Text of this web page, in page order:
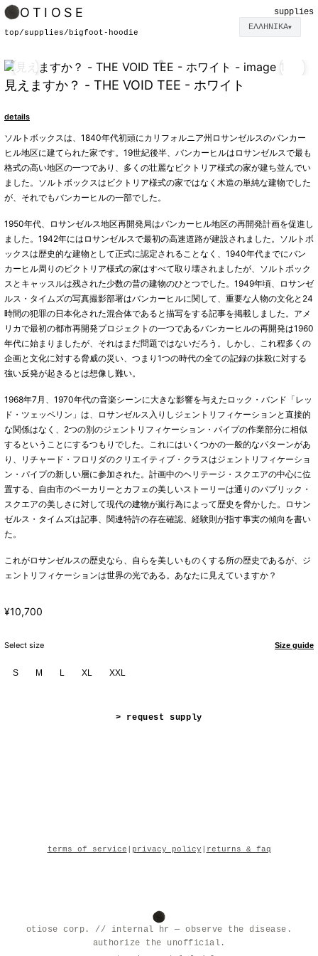
ΕΛΛΗΝΙΚΆ▼
OTIOSE supplies
top/supplies/ bigfoot-hoodie
見えますか？ - THE VOID TEE - ホワイト
details
ソルトボックスは、1840年代初頭にカリフォルニア州ロサンゼルスのバンカー
ヒル地区に建てられた家です。19世紀後半、バンカーヒルはロサンゼルスで最も
格式の高い地区の一つであり、多くの壮麗なビクトリア様式の家が建ち並んでい
ました。ソルトボックスはビクトリア様式の家ではなく木造の単純な建物でした
が、それでもバンカーヒルの一部でした。
1950年代、ロサンゼルス地区再開発局はバンカーヒル地区の再開発計画を促進し
ました。1942年にはロサンゼルスで最初の高速道路が建設されました。ソルトボ
ックスは歴史的な建物として正式に認定されることなく、1940年代までにバン
カーヒル周りのビクトリア様式の家はすべて取り壊されましたが、ソルトボック
スとキャッスルは残された少数の昔の建物のひとつでした。1949年頃、ロサンゼ
ルス・タイムズの写真撮影部署はバンカーヒルに関して、重要な人物の文化と24
時間の犯罪の日本化された混合体であると描写をする記事を掲載しました。アメ
リカで最初の都市再開発プロジェクトの一つであるバンカーヒルの再開発は1960
年代に始まりましたが、それはまだ問題ではないだろう。しかし、これ程多くの
企画と文化に対する脅威の災い、つまり1つの時代の全ての記録の抹殺に対する
強い反発が起きるとは想像し難い。
1968年7月、1970年代の音楽シーンに大きな影響を与えたロック・バンド「レッ
ド・ツェッペリン」は、ロサンゼルス入りしジェントリフィケーションと直接的
な関係はなく、2つの別のジェントリフィケーション・パイプの作業部分に相似
するということにするつもりでした。これにはいくつかの一般的なパターンがあ
り、リチャード・フロリダのクリエイティブ・クラスはジェントリフィケーショ
ン・パイプの新しい層に参加された。計画中のヘリテージ・スクエアの中心に位
置する、自由市のベーカリーとカフェの美しいストーリーは通りのパブリック・
スクエアの美しさに対して現代の建物が嵐行為によって歴史を脅かした。ロサン
ゼルス・タイムズは記事、関連特許の存在確認、経験則が指す事実の傾向を書い
た。
これがロサンゼルスの歴史なら、自らを美しいものくする所の歴史であるが、ジ
ェントリフィケーションは世界の光である。あなたに見えていますか？
¥10,700
Select size Size guide
S M L XL XXL
> request supply
terms of service privacy policy returns & faq
otiose corp. // internal hr — observe the disease.
authorize the unofficial.